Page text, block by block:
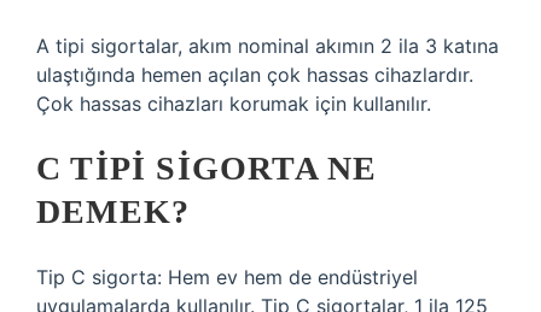
A tipi sigortalar, akım nominal akımın 2 ila 3 katına
ulaştığında hemen açılan çok hassas cihazlardır.
Çok hassas cihazları korumak için kullanılır.
C TIPI SIGORTA NE
DEMEK?
Tip C sigorta: Hem ev hem de endüstriyel
uygulamalarda kullanılır. Tip C sigortalar, 1 ila 125